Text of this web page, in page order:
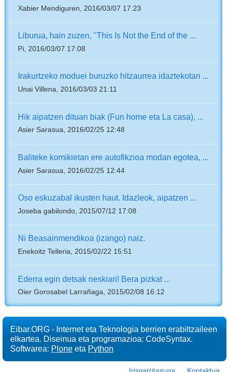
Xabier Mendiguren, 2016/03/07 17:23
Liburua, hain zuzen, "This Is Not the End of the ...
Pi, 2016/03/07 17:08
Irakurtzeko moduei buruzko hitzaurrea idaztekotan ...
Unai Villena, 2016/03/03 21:11
Hik aipatzen dituan biak (Fun home eta La casa), ...
Asier Sarasua, 2016/02/25 12:48
Baliteke komikietan ere autofikzioa modan egotea, ...
Asier Sarasua, 2016/02/25 12:44
Oso eskuzabal ikusten haut. Idazleok, aipatzen ...
Joseba gabilondo, 2015/07/12 17:08
Ni Beasainmendikoa (izango) naiz.
Enekoitz Telleria, 2015/02/22 15:51
Ederra egin detsak neskiari! Bera pizkat ...
Oier Gorosabel Larrañaga, 2015/02/08 16:12
Eibar.ORG - Internet eta Teknologia berrien erabiltzaileen
elkartea. Diseinua eta programazioa: CodeSyntax.
Softwarea: Plone eta Python
Irisgarritasuna Kontaktua